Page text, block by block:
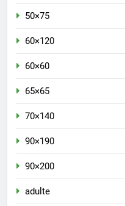
50×75
60×120
60×60
65×65
70×140
90×190
90×200
adulte